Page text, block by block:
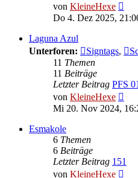
von KleineHexe
Do 4. Dez 2025,
Laguna Azul
Unterforen:
Signtags,
11 Themen
11 Beiträge
Letzter Beitrag PFS
von KleineHexe
Mi 20. Nov 2024,
Esmakole
6 Themen
6 Beiträge
Letzter Beitrag 151
von KleineHexe